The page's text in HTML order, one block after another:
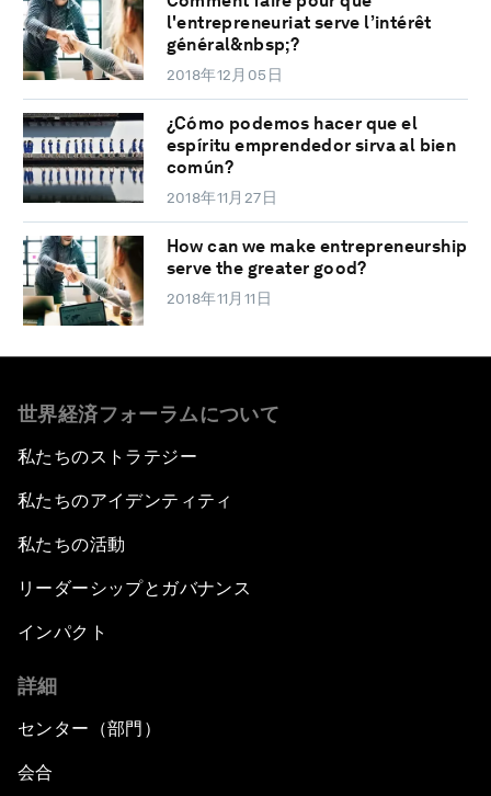
l'entrepreneuriat serve l’intérêt
général&nbsp;?
2018年12月05日
¿Cómo podemos hacer que el
espíritu emprendedor sirva al bien
común?
2018年11月27日
How can we make entrepreneurship
serve the greater good?
2018年11月11日
世界経済フォーラムについて
私たちのストラテジー
私たちのアイデンティティ
私たちの活動
リーダーシップとガバナンス
インパクト
詳細
センター（部門）
会合